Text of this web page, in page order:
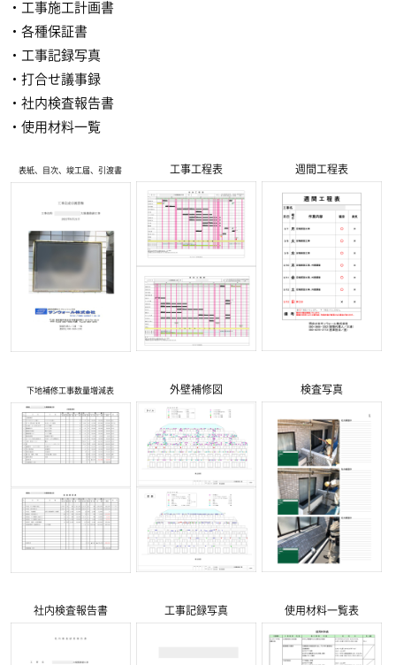
・工事施工計画書
・各種保証書
・工事記録写真
・打合せ議事録
・社内検査報告書
・使用材料一覧
表紙、目次、竣工届、引渡書 工事工程表 週間工程表
下地補修工事数量増減表 外壁補修図 検査写真
社内検査報告書 工事記録写真 使用材料一覧表